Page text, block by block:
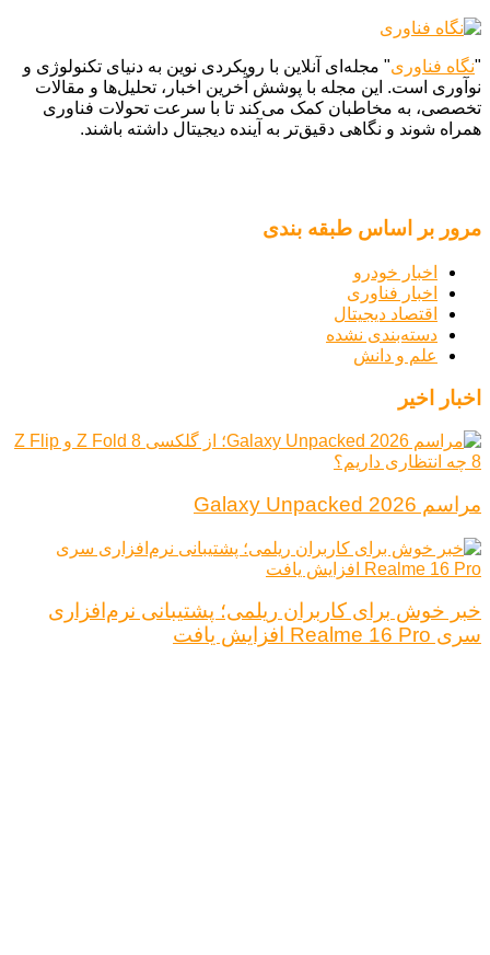
"نگاه فناوری" مجله‌ای آنلاین با رویکردی نوین به دنیای تکنولوژی و
نوآوری است. این مجله با پوشش آخرین اخبار، تحلیل‌ها و مقالات
تخصصی، به مخاطبان کمک می‌کند تا با سرعت تحولات فناوری
همراه شوند و نگاهی دقیق‌تر به آینده دیجیتال داشته باشند.
مرور بر اساس طبقه بندی
اخبار خودرو
اخبار فناوری
اقتصاد دیجیتال
دسته‌بندی نشده
علم و دانش
اخبار اخیر
مراسم Galaxy Unpacked 2026
خبر خوش برای کاربران ریلمی؛ پشتیبانی نرم‌افزاری
سری Realme 16 Pro افزایش یافت